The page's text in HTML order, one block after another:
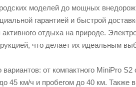
моделей до мощных
гарантией и быстрой
отдыха на природе.
что делает их идеальным
от компактного MiniPro
км/ч и пробегом до 40 км. Также